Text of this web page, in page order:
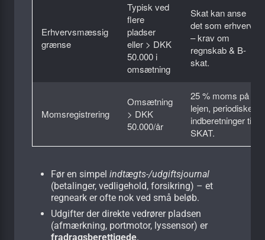
Erhvervsmæssig
grænse
Typisk ved
flere
pladser
eller > DKK
50.000 i
omsætning
Skat kan anse
det som erhverv
– krav om
regnskab & B-
skat.
Momsregistrering
Omsætning
> DKK
50.000/år
25 % moms på
lejen, periodiske
indberetninger til
SKAT.
Før en simpel indtægts-/udgiftsjournal
(betalinger, vedligehold, forsikring) – et
regneark er ofte nok ved små beløb.
Udgifter der direkte vedrører pladsen
(afmærkning, portmotor, lyssensor) er
fradragsberettigede.